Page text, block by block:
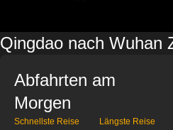
Qingdao nach Wuhan
Abfahrten am
Morgen
Schnellste Reise Längste Reise